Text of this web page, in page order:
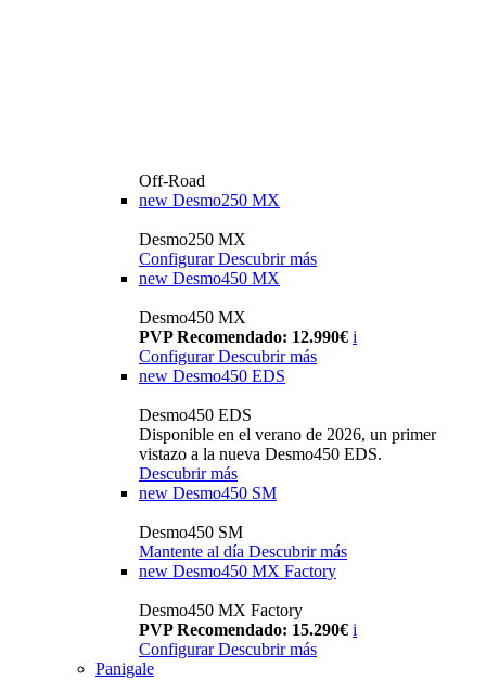
Off-Road
new Desmo250 MX
Desmo250 MX
Configurar Descubrir más
new Desmo450 MX
Desmo450 MX
PVP Recomendado: 12.990€ i
Configurar Descubrir más
new Desmo450 EDS
Desmo450 EDS
Disponible en el verano de 2026, un primer
vistazo a la nueva Desmo450 EDS.
Descubrir más
new Desmo450 SM
Desmo450 SM
Mantente al día Descubrir más
new Desmo450 MX Factory
Desmo450 MX Factory
PVP Recomendado: 15.290€ i
Configurar Descubrir más
Panigale